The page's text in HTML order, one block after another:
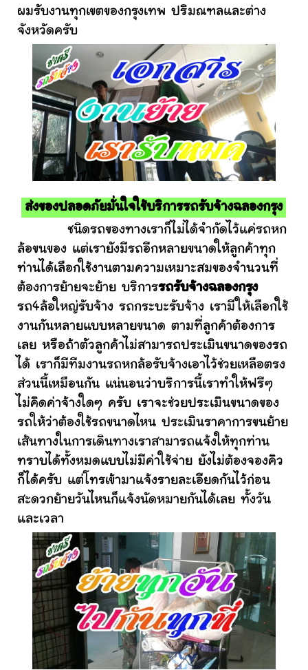
ผมรับงานทุกเขตของกรุงเทพ ปริมณฑลและต่าง
จังหวัดครับ
ส่งของปลอดภัยมั่นใจใช้บริการรถรับจ้างฉลองกรุง
ชนิดรถของทางเราก็ไม่ได้จำกัดไว้แค่รถหก
ล้อขนของ แต่เรายังมีรถอีกหลายขนาดให้ลูกค้าทุก
ท่านได้เลือกใช้งานตามความเหมาะสมของจำนวนที่
ต้องการย้ายจะย้าย บริการรถรับจ้างฉลองกรุง
รถ4ล้อใหญ่รับจ้าง รถกระบะรับจ้าง เรามีให้เลือกใช้
งานกันหลายแบบหลายขนาด ตามที่ลูกค้าต้องการ
เลย หรือถ้าตัวลูกค้าไม่สามารถประเมินขนาดของรถ
ได้ เราก็มีทีมงานรถหกล้อรับจ้างเอาไว้ช่วยเหลือตรง
ส่วนนี้เหมือนกัน แน่นอนว่าบริการนี้เราทำให้ฟรีๆ
ไม่คิดค่าจ้างใดๆ ครับ เราจะช่วยประเมินขนาดของ
รถให้ว่าต้องใช้รถขนาดไหน ประเมินราคาการขนย้าย
เส้นทางในการเดินทางเราสามารถแจ้งให้ทุกท่าน
ทราบได้ทั้งหมดแบบไม่มีค่าใช้จ่าย ยังไม่ต้องจองคิว
ก็ได้ครับ แต่โทรเข้ามาแจ้งรายละเอียดกันไว้ก่อน
สะดวกย้ายวันไหนก็แจ้งนัดหมายกันได้เลย ทั้งวัน
และเวลา